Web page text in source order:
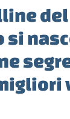
del
si